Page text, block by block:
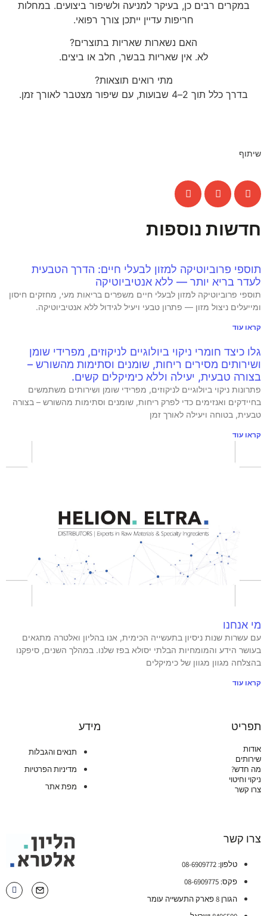
במקרים רבים כן, בעיקר למניעה ולשיפור ביצועים. במחלות
חריפות עדיין ייתכן צורך רפואי.
האם נשארות שאריות בתוצרים?
לא. אין שאריות בבשר, חלב או ביצים.
מתי רואים תוצאות?
בדרך כלל תוך 2–4 שבועות, עם שיפור מצטבר לאורך זמן.
שיתוף
חדשות נוספות
תוספי פרוביוטיקה למזון לבעלי חיים: הדרך הטבעית
לעדר בריא יותר — ללא אנטיביוטיקה
תוספי פרוביוטיקה למזון לבעלי חיים משפרים בריאות מעי, מחזקים חיסון
ומייעלים ניצול מזון — פתרון טבעי ויעיל לגידול ללא אנטיביוטיקה.
קראו עוד
גלו כיצד חומרי ניקוי ביולוגיים לניקוזים, מפרידי שומן
ושירותים מסירים ריחות, שומנים וסתימות מהשורש –
בצורה טבעית, יעילה וללא כימיקלים קשים.
פתרונות ניקוי ביולוגיים לניקוזים, מפרידי שומן ושירותים משתמשים
בחיידקים ואנזימים כדי לפרק ריחות, שומנים וסתימות מהשורש – בצורה
טבעית, בטוחה ויעילה לאורך זמן
קראו עוד
מי אנחנו
עם עשרות שנות ניסיון בתעשייה הכימית, אנו בהליון ואלטרה מתגאים
בעושר הידע והמומחיות הבלתי יסולא בפז שלנו. במהלך השנים, סיפקנו
בהצלחה מגוון מגוון של כימיקלים
קראו עוד
תפריט
אודות
שירותים
מה חדש?
ניקוי וחיטוי
צרו קשר
מידע
תנאים והגבלות
מדיניות הפרטיות
מפת אתר
צרו קשר
טלפון: 08-6909772
פקס: 08-6909775
הגורן 8 פארק התעשייה עומר